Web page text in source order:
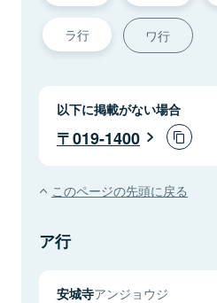
ラ行 ワ行
以下に掲載がない場合
019-1400
このページの先頭に戻る
ア行
安城寺アンジョウジ